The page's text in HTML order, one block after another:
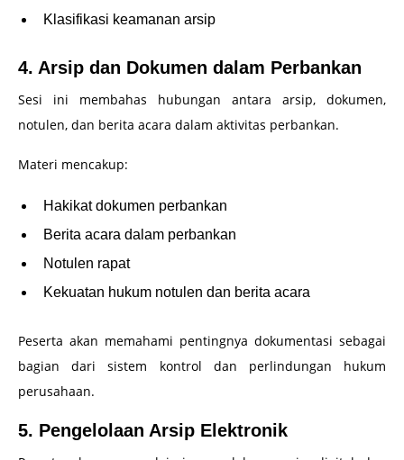
Klasifikasi keamanan arsip
4. Arsip dan Dokumen dalam Perbankan
Sesi ini membahas hubungan antara arsip, dokumen,
notulen, dan berita acara dalam aktivitas perbankan.
Materi mencakup:
Hakikat dokumen perbankan
Berita acara dalam perbankan
Notulen rapat
Kekuatan hukum notulen dan berita acara
Peserta akan memahami pentingnya dokumentasi sebagai
bagian dari sistem kontrol dan perlindungan hukum
perusahaan.
5. Pengelolaan Arsip Elektronik